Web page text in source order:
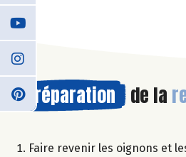
Préparation de la
Faire revenir les oignons et